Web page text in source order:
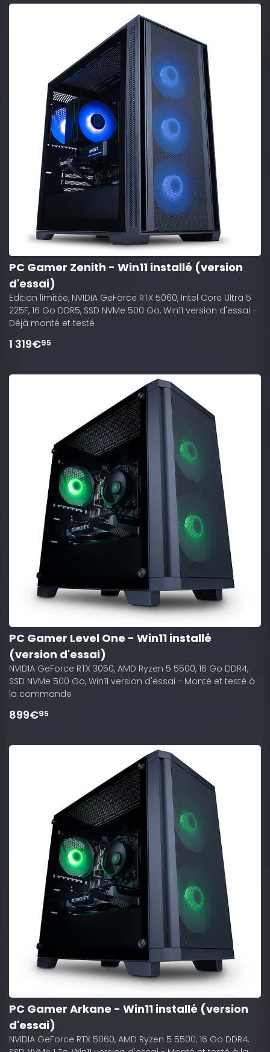
PC Gamer Zenith - Win11 installé (version
d'essai)
Edition limitée, NVIDIA GeForce RTX 5060, Intel Core Ultra 5
225F, 16 Go DDR5, SSD NVMe 500 Go, Win11 version d'essai -
Déjà monté et testé
1 319€95
PC Gamer Level One - Win11 installé
(version d'essai)
NVIDIA GeForce RTX 3050, AMD Ryzen 5 5500, 16 Go DDR4,
SSD NVMe 500 Go, Win11 version d'essai - Monté et testé à
la commande
899€95
PC Gamer Arkane - Win11 installé (version
d'essai)
NVIDIA GeForce RTX 5060, AMD Ryzen 5 5500, 16 Go DDR4,